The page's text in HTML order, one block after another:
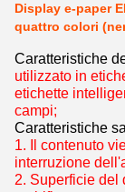
Display e-paper
quattro colori
Caratteristiche
utilizzato in
etichette
campi;
Caratteristiche
1. Il contenuto
interruzione
2. Superficie del